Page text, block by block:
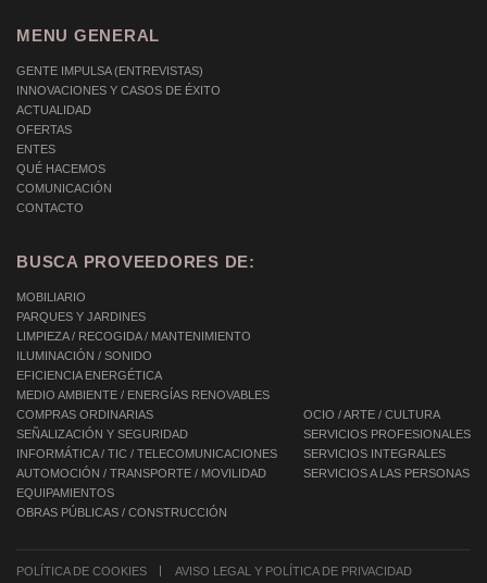
MENU GENERAL
GENTE IMPULSA (ENTREVISTAS)
INNOVACIONES Y CASOS DE ÉXITO
ACTUALIDAD
OFERTAS
ENTES
QUÉ HACEMOS
COMUNICACIÓN
CONTACTO
BUSCA PROVEEDORES DE:
MOBILIARIO
PARQUES Y JARDINES
LIMPIEZA / RECOGIDA / MANTENIMIENTO
ILUMINACIÓN / SONIDO
EFICIENCIA ENERGÉTICA
MEDIO AMBIENTE / ENERGÍAS RENOVABLES
COMPRAS ORDINARIAS
SEÑALIZACIÓN Y SEGURIDAD
INFORMÁTICA / TIC / TELECOMUNICACIONES
AUTOMOCIÓN / TRANSPORTE / MOVILIDAD
EQUIPAMIENTOS
OBRAS PÚBLICAS / CONSTRUCCIÓN
OCIO / ARTE / CULTURA
SERVICIOS PROFESIONALES
SERVICIOS INTEGRALES
SERVICIOS A LAS PERSONAS
POLÍTICA DE COOKIES AVISO LEGAL Y POLÍTICA DE PRIVACIDAD